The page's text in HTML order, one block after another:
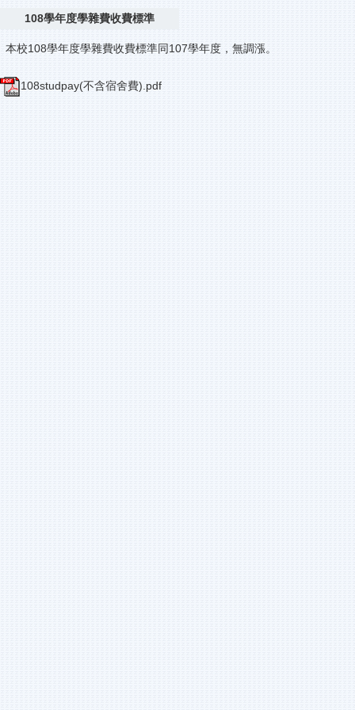
108學年度學雜費收費標準
本校108學年度學雜費收費標準同107學年度，無調漲。
108studpay(不含宿舍費).pdf